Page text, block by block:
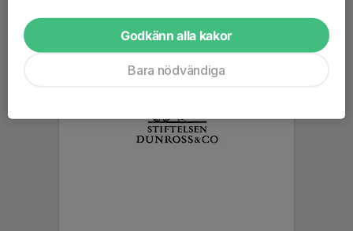
Godkänn alla kakor
Bara nödvändiga